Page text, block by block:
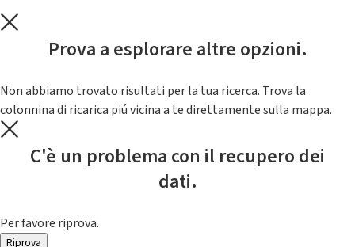
Prova a esplorare altre opzioni.
Non abbiamo trovato risultati per la tua ricerca. Trova la
colonnina di ricarica piú vicina a te direttamente sulla mappa.
C'è un problema con il recupero dei
dati.
Per favore riprova.
Riprova